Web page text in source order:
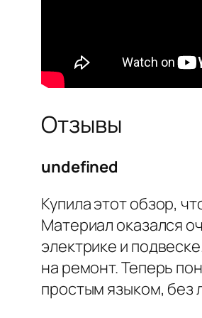
Отзывы
undefined
Купила этот обзор,
Материал оказался
электрике и
на ремонт. Теперь
простым языком, без